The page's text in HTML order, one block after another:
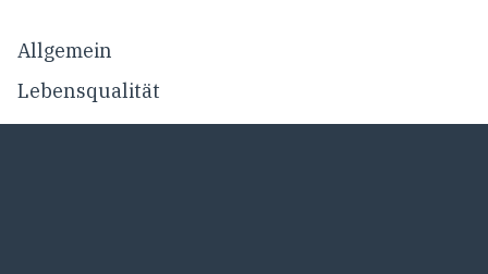
Allgemein
Lebensqualität